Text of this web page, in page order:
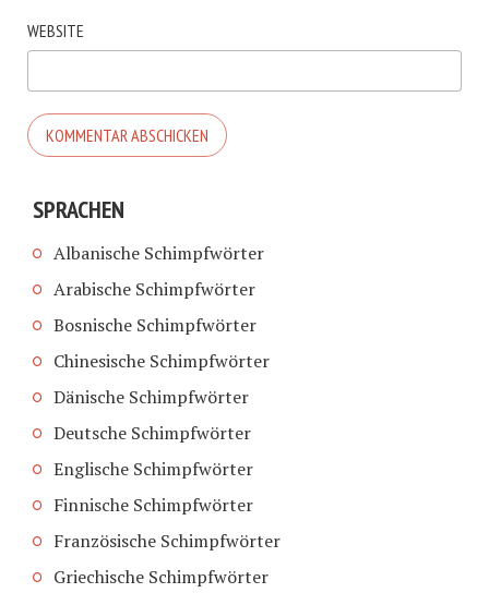
WEBSITE
SPRACHEN
Albanische Schimpfwörter
Arabische Schimpfwörter
Bosnische Schimpfwörter
Chinesische Schimpfwörter
Dänische Schimpfwörter
Deutsche Schimpfwörter
Englische Schimpfwörter
Finnische Schimpfwörter
Französische Schimpfwörter
Griechische Schimpfwörter